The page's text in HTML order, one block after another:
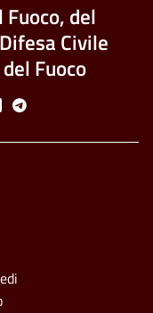
del
Civile
Fuoco
Telegram